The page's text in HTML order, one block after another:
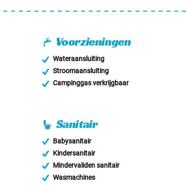
Voorzieningen
Wateraansluiting
Stroomaansluiting
Campinggas verkrijgbaar
Sanitair
Babysanitair
Kindersanitair
Mindervaliden sanitair
Wasmachines